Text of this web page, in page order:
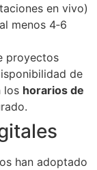
en vivo)
menos 4‑6
proyectos
de
los horarios de
han adoptado